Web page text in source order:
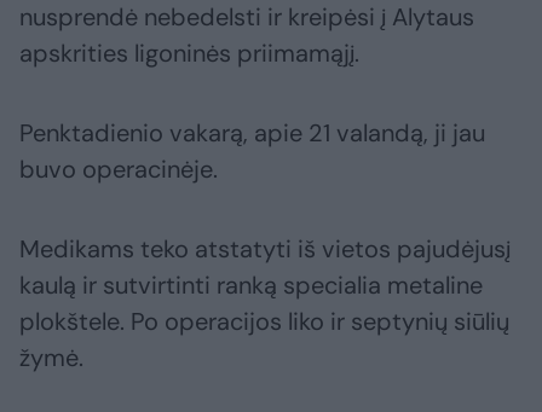
nusprendė nebedelsti ir kreipėsi į Alytaus
apskrities ligoninės priimamąjį.
Penktadienio vakarą, apie 21 valandą, ji jau
buvo operacinėje.
Medikams teko atstatyti iš vietos pajudėjusį
kaulą ir sutvirtinti ranką specialia metaline
plokštele. Po operacijos liko ir septynių siūlių
žymė.